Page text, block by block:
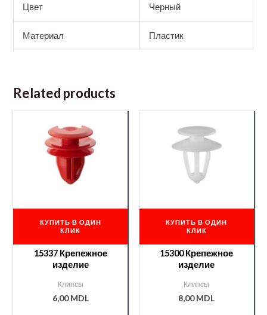
Цвет Черный
Материал Пластик
Related products
КУПИТЬ В ОДИН
КЛИК
15337 Крепежное
изделие
Клипсы
6,00MDL
КУПИТЬ В ОДИН
КЛИК
15300 Крепежное
изделие
Клипсы
8,00MDL